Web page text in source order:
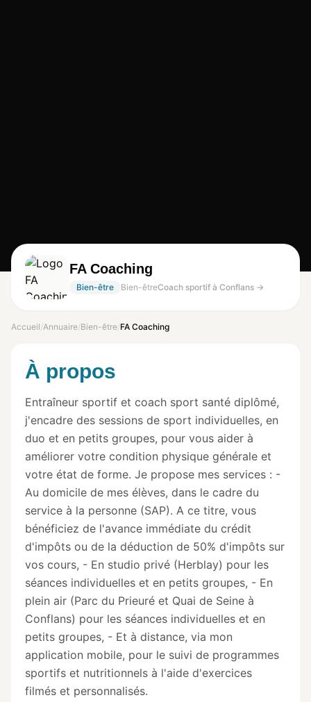
FA Coaching
Bien-être Bien-êtreCoach sportif à Conflans →
Accueil/Annuaire/Bien-être/FA Coaching
À propos
Entraîneur sportif et coach sport santé diplômé,
j'encadre des sessions de sport individuelles, en
duo et en petits groupes, pour vous aider à
améliorer votre condition physique générale et
votre état de forme. Je propose mes services : -
Au domicile de mes élèves, dans le cadre du
service à la personne (SAP). A ce titre, vous
bénéficiez de l'avance immédiate du crédit
d'impôts ou de la déduction de 50% d'impôts sur
vos cours, - En studio privé (Herblay) pour les
séances individuelles et en petits groupes, - En
plein air (Parc du Prieuré et Quai de Seine à
Conflans) pour les séances individuelles et en
petits groupes, - Et à distance, via mon
application mobile, pour le suivi de programmes
sportifs et nutritionnels à l'aide d'exercices
filmés et personnalisés.